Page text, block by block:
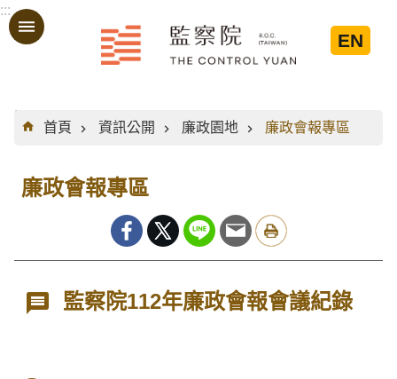
跳到主要內容區塊
:::
EN
:::
首頁
資訊公開 廉政園地 廉政會報專區
廉政會報專區
監察院112年廉政會報會議紀錄